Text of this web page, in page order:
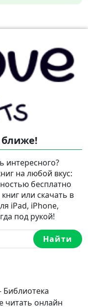
интересного?
на любой вкус:
бесплатно
или скачать в
iPad, iPhone,
под рукой!
Найти
читать онлайн